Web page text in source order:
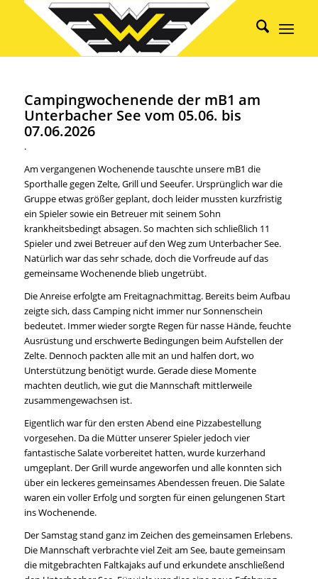
Campingwochenende der mB1 am
Unterbacher See vom 05.06. bis
07.06.2026
.
Am vergangenen Wochenende tauschte unsere mB1 die
Sporthalle gegen Zelte, Grill und Seeufer. Ursprünglich war die
Gruppe etwas größer geplant, doch leider mussten kurzfristig
ein Spieler sowie ein Betreuer mit seinem Sohn
krankheitsbedingt absagen. So machten sich schließlich 11
Spieler und zwei Betreuer auf den Weg zum Unterbacher See.
Natürlich war das sehr schade, doch die Vorfreude auf das
gemeinsame Wochenende blieb ungetrübt.
Die Anreise erfolgte am Freitagnachmittag. Bereits beim Aufbau
zeigte sich, dass Camping nicht immer nur Sonnenschein
bedeutet. Immer wieder sorgte Regen für nasse Hände, feuchte
Ausrüstung und erschwerte Bedingungen beim Aufstellen der
Zelte. Dennoch packten alle mit an und halfen dort, wo
Unterstützung benötigt wurde. Gerade diese Momente
machten deutlich, wie gut die Mannschaft mittlerweile
zusammengewachsen ist.
Eigentlich war für den ersten Abend eine Pizzabestellung
vorgesehen. Da die Mütter unserer Spieler jedoch vier
fantastische Salate vorbereitet hatten, wurde kurzerhand
umgeplant. Der Grill wurde angeworfen und alle konnten sich
über ein leckeres gemeinsames Abendessen freuen. Die Salate
waren ein voller Erfolg und sorgten für einen gelungenen Start
ins Wochenende.
Der Samstag stand ganz im Zeichen des gemeinsamen Erlebens.
Die Mannschaft verbrachte viel Zeit am See, baute gemeinsam
die mitgebrachten Faltkajaks auf und erkundete anschließend